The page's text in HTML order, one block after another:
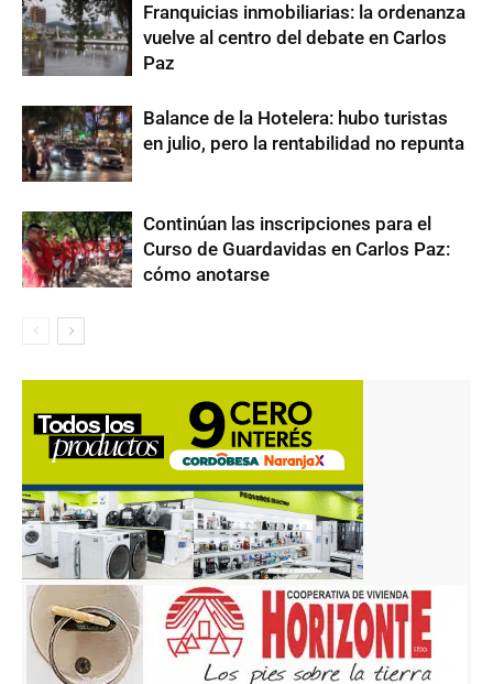
Franquicias inmobiliarias: la ordenanza
vuelve al centro del debate en Carlos
Paz
Balance de la Hotelera: hubo turistas
en julio, pero la rentabilidad no repunta
Continúan las inscripciones para el
Curso de Guardavidas en Carlos Paz:
cómo anotarse